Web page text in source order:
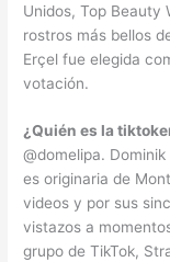
Unidos, Top Beauty
rostros más bellos
Erçel fue elegida
votación.
¿Quién es la
@domelipa.
es originaria de
videos y por sus
vistazos a
grupo de TikTok,